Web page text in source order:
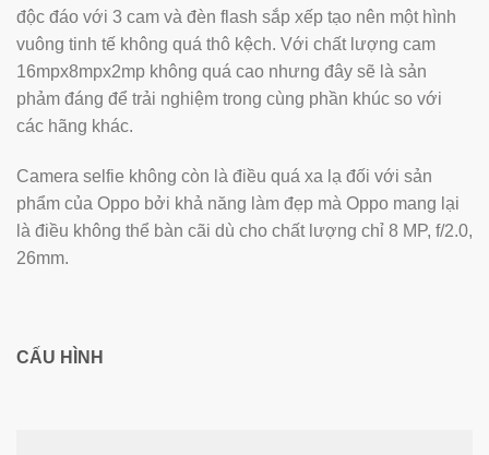
độc đáo với 3 cam và đèn flash sắp xếp tạo nên một hình
vuông tinh tế không quá thô kệch. Với chất lượng cam
16mpx8mpx2mp không quá cao nhưng đây sẽ là sản
phảm đáng để trải nghiệm trong cùng phần khúc so với
các hãng khác.
Camera selfie không còn là điều quá xa lạ đối với sản
phẩm của Oppo bởi khả năng làm đẹp mà Oppo mang lại
là điều không thể bàn cãi dù cho chất lượng chỉ 8 MP, f/2.0,
26mm.
CẤU HÌNH